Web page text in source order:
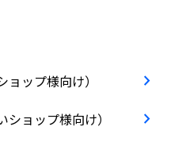
ップ様向け）
ョップ様向け）